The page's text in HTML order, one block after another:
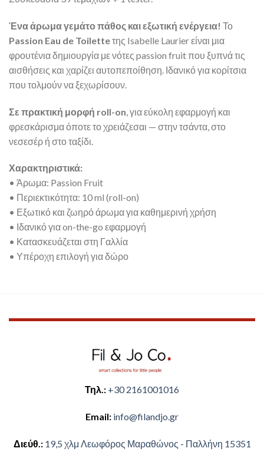
Ένα άρωμα γεμάτο πάθος και εξωτική ενέργεια! Το
Passion Eau de Toiletteτης Isabelle Laurier είναι μια
φρουτένια δημιουργία με νότες passion fruit που ξυπνά τις
αισθήσεις και χαρίζει αυτοπεποίθηση. Ιδανικό για κορίτσια
που τολμούν να ξεχωρίσουν.
Σε πρακτική μορφή roll-on , για εύκολη εφαρμογή και
φρεσκάρισμα όποτε το χρειάζεσαι — στην τσάντα, στο
νεσεσέρ ή στο ταξίδι.
Χαρακτηριστικά:
• Άρωμα: Passion Fruit
• Περιεκτικότητα: 10 ml (roll-on)
• Εξωτικό και ζωηρό άρωμα για καθημερινή χρήση
• Ιδανικό για on-the-go εφαρμογή
• Κατασκευάζεται στη Γαλλία
• Υπέροχη επιλογή για δώρο
Τηλ.: +30 2161001016
Email: ​info@filandjo.gr
Διεύθ.: ​​19,5 χλμ Λεωφόρος Μαραθώνος - ​​Παλλήνη 15351